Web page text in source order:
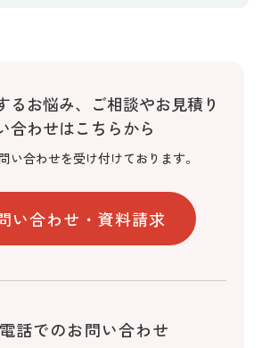
お悩み、 ご相談やお見積り
合わせはこちらから
い合わせを受け付けております。
い合わせ・資料請求
話でのお問い合わせ